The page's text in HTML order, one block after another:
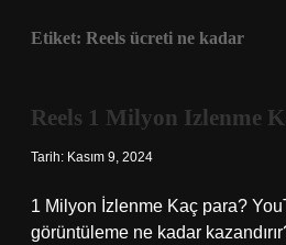
Etiket: Reels ücreti ne kadar
Reels 1 Milyon Izlenme
Tarih: Kasım 9, 2024
1 Milyon İzlenme Kaç para?
görüntüleme ne kadar